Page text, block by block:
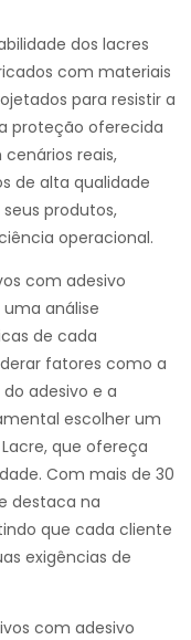
dos lacres
com materiais
para resistir a
proteção oferecida
reais,
de alta qualidade
produtos,
operacional.
com adesivo
análise
de cada
fatores como a
adesivo e a
escolher um
que ofereça
Com mais de 30
destaca na
que cada cliente
exigências de
com adesivo